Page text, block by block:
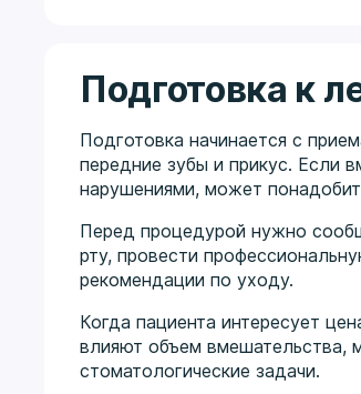
Подготовка к
Подготовка начинается с
передние зубы и прикус. Если
нарушениями, может
Перед процедурой нужно
рту, провести
рекомендации по уходу.
Когда пациента интересует
влияют объем вмешательства,
стоматологические задачи.